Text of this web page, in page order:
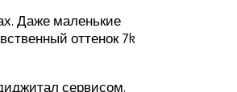
Даже маленькие
оттенок 7k
сервисом.